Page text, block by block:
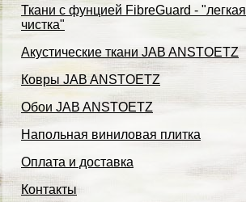
Ткани с фунцией FibreGuard - "легкая
чистка"
Акустические ткани JAB ANSTOETZ
Ковры JAB ANSTOETZ
Обои JAB ANSTOETZ
Напольная виниловая плитка
Оплата и доставка
Контакты